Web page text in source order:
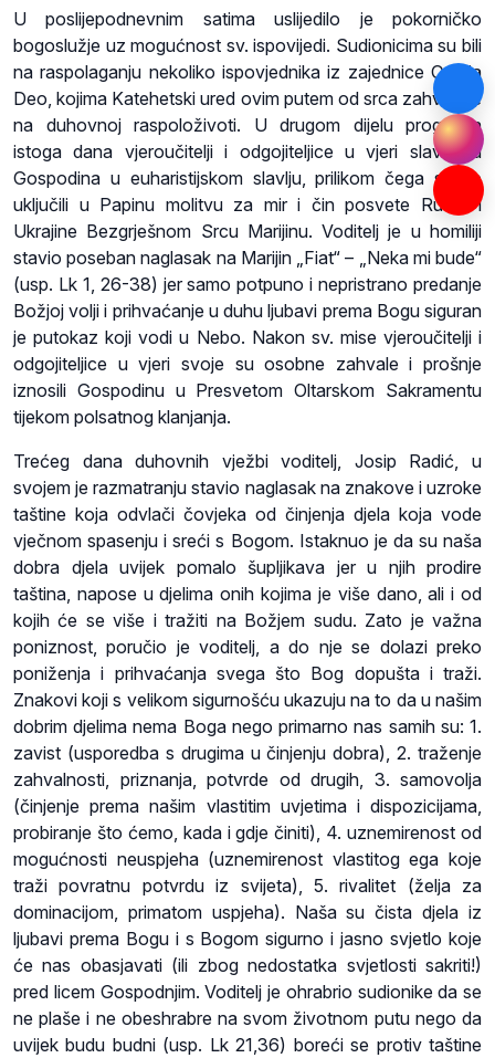
U poslijepodnevnim satima uslijedilo je pokorničko
bogoslužje uz mogućnost sv. ispovijedi. Sudionicima su bili
na raspolaganju nekoliko ispovjednika iz zajednice Omnia
Deo, kojima Katehetski ured ovim putem od srca zahvaljuje
na duhovnoj raspoloživoti. U drugom dijelu programa
istoga dana vjeroučitelji i odgojiteljice u vjeri slavili su
Gospodina u euharistijskom slavlju, prilikom čega su se
uključili u Papinu molitvu za mir i čin posvete Rusije i
Ukrajine Bezgrješnom Srcu Marijinu. Voditelj je u homiliji
stavio poseban naglasak na Marijin „Fiat“ – „Neka mi bude“
(usp. Lk 1, 26-38) jer samo potpuno i nepristrano predanje
Božjoj volji i prihvaćanje u duhu ljubavi prema Bogu siguran
je putokaz koji vodi u Nebo. Nakon sv. mise vjeroučitelji i
odgojiteljice u vjeri svoje su osobne zahvale i prošnje
iznosili Gospodinu u Presvetom Oltarskom Sakramentu
tijekom polsatnog klanjanja.
Trećeg dana duhovnih vježbi voditelj, Josip Radić, u
svojem je razmatranju stavio naglasak na znakove i uzroke
taštine koja odvlači čovjeka od činjenja djela koja vode
vječnom spasenju i sreći s Bogom. Istaknuo je da su naša
dobra djela uvijek pomalo šupljikava jer u njih prodire
taština, napose u djelima onih kojima je više dano, ali i od
kojih će se više i tražiti na Božjem sudu. Zato je važna
poniznost, poručio je voditelj, a do nje se dolazi preko
poniženja i prihvaćanja svega što Bog dopušta i traži.
Znakovi koji s velikom sigurnošću ukazuju na to da u našim
dobrim djelima nema Boga nego primarno nas samih su: 1.
zavist (usporedba s drugima u činjenju dobra), 2. traženje
zahvalnosti, priznanja, potvrde od drugih, 3. samovolja
(činjenje prema našim vlastitim uvjetima i dispozicijama,
probiranje što ćemo, kada i gdje činiti), 4. uznemirenost od
mogućnosti neuspjeha (uznemirenost vlastitog ega koje
traži povratnu potvrdu iz svijeta), 5. rivalitet (želja za
dominacijom, primatom uspjeha). Naša su čista djela iz
ljubavi prema Bogu i s Bogom sigurno i jasno svjetlo koje
će nas obasjavati (ili zbog nedostatka svjetlosti sakriti!)
pred licem Gospodnjim. Voditelj je ohrabrio sudionike da se
ne plaše i ne obeshrabre na svom životnom putu nego da
uvijek budu budni (usp. Lk 21,36) boreći se protiv taštine